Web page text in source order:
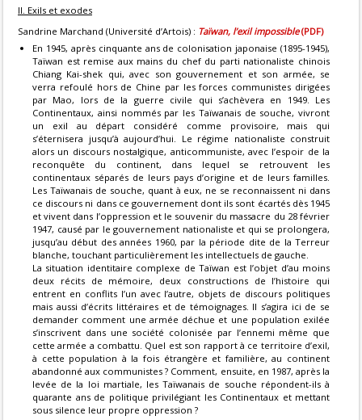
II. Exils et exodes
Sandrine Marchand (Université d’Artois) : Taïwan, l’exil impossible(PDF)
En 1945, après cinquante ans de colonisation japonaise (1895-1945),
Taïwan est remise aux mains du chef du parti nationaliste chinois
Chiang Kai-shek qui, avec son gouvernement et son armée, se
verra refoulé hors de Chine par les forces communistes dirigées
par Mao, lors de la guerre civile qui s’achèvera en 1949. Les
Continentaux, ainsi nommés par les Taïwanais de souche, vivront
un exil au départ considéré comme provisoire, mais qui
s’éternisera jusqu’à aujourd’hui. Le régime nationaliste construit
alors un discours nostalgique, anticommuniste, avec l’espoir de la
reconquête du continent, dans lequel se retrouvent les
continentaux séparés de leurs pays d’origine et de leurs familles.
Les Taïwanais de souche, quant à eux, ne se reconnaissent ni dans
ce discours ni dans ce gouvernement dont ils sont écartés dès 1945
et vivent dans l’oppression et le souvenir du massacre du 28 février
1947, causé par le gouvernement nationaliste et qui se prolongera,
jusqu’au début des années 1960, par la période dite de la Terreur
blanche, touchant particulièrement les intellectuels de gauche.
La situation identitaire complexe de Taïwan est l’objet d’au moins
deux récits de mémoire, deux constructions de l’histoire qui
entrent en conflits l’un avec l’autre, objets de discours politiques
mais aussi d’écrits littéraires et de témoignages. Il s’agira ici de se
demander comment une armée déchue et une population exilée
s’inscrivent dans une société colonisée par l’ennemi même que
cette armée a combattu. Quel est son rapport à ce territoire d’exil,
à cette population à la fois étrangère et familière, au continent
abandonné aux communistes ? Comment, ensuite, en 1987, après la
levée de la loi martiale, les Taïwanais de souche répondent-ils à
quarante ans de politique privilégiant les Continentaux et mettant
sous silence leur propre oppression ?